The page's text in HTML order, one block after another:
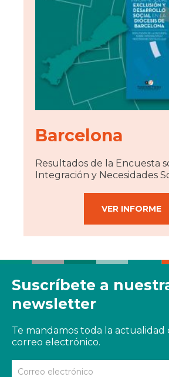
Barcelona
Resultados de la Encuesta
Integración y Necesidades
VER INFORME
Suscríbete a
newsletter
Te mandamos toda la actualidad
correo electrónico.